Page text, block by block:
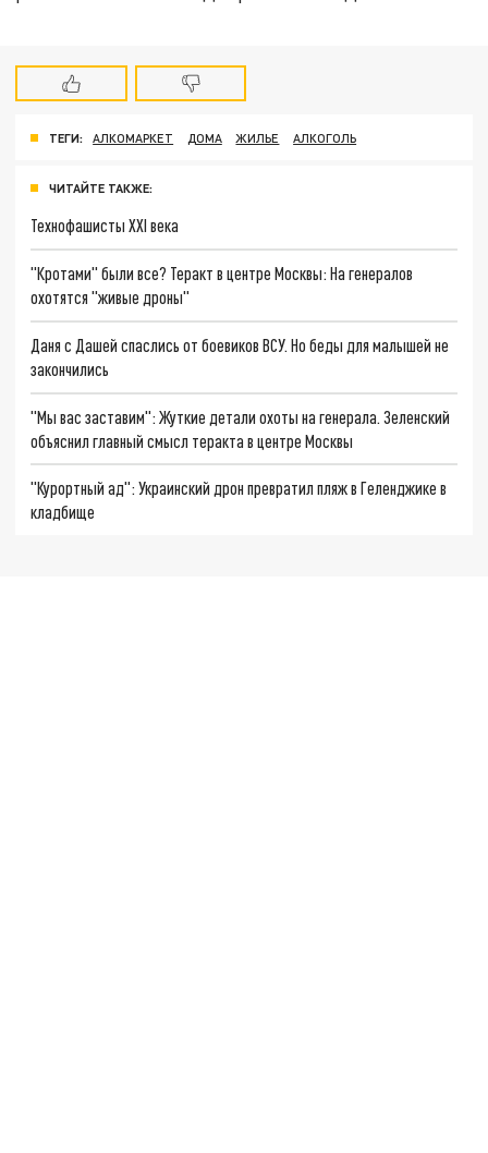
ТЕГИ: АЛКОМАРКЕТ ДОМА ЖИЛЬЕ АЛКОГОЛЬ
ЧИТАЙТЕ ТАКЖЕ:
Технофашисты XXI века
"Кротами" были все? Теракт в центре Москвы: На генералов
охотятся "живые дроны"
Даня с Дашей спаслись от боевиков ВСУ. Но беды для малышей не
закончились
"Мы вас заставим": Жуткие детали охоты на генерала. Зеленский
объяснил главный смысл теракта в центре Москвы
"Курортный ад": Украинский дрон превратил пляж в Геленджике в
кладбище